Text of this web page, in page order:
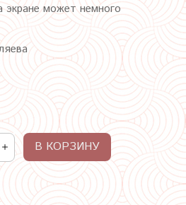
экране может немного
В КОРЗИНУ